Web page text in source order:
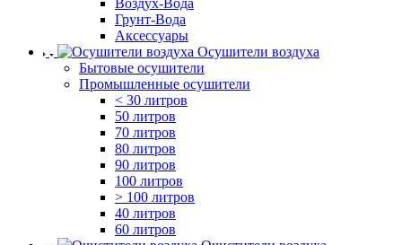
Воздух-Вода
Грунт-Вода
Аксессуары
Осушители воздуха
Бытовые осушители
Промышленные осушители
< 30 литров
50 литров
70 литров
80 литров
90 литров
100 литров
> 100 литров
40 литров
60 литров